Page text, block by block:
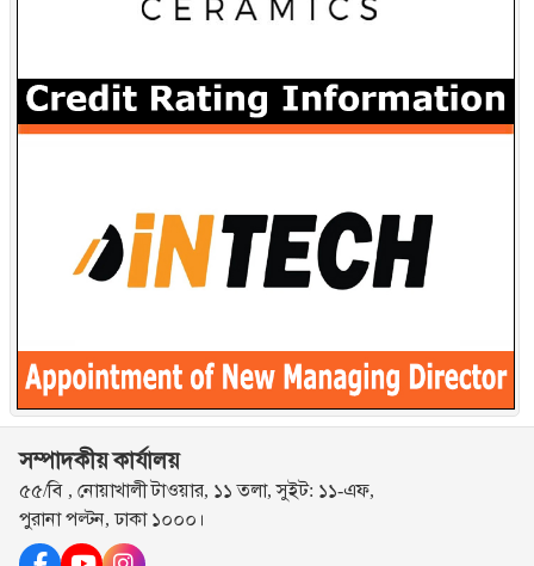
সম্পাদকীয় কার্যালয়
৫৫/বি , নোয়াখালী টাওয়ার, ১১ তলা, সুইট: ১১-এফ,
পুরানা পল্টন, ঢাকা ১০০০।